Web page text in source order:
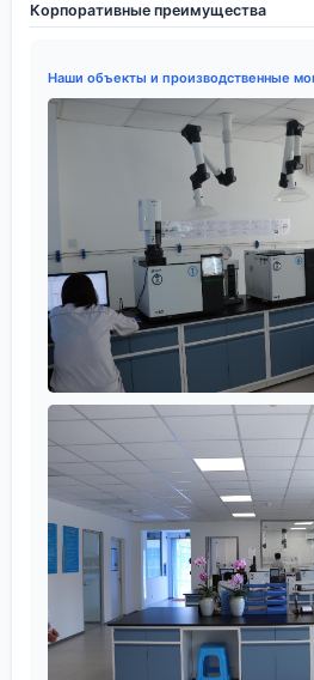
Корпоративные преимущества
Наши объекты и производственные